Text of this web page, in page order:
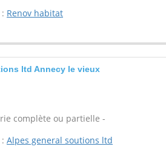
Renov habitat
ltd Annecy le vieux
complète ou partielle -
Alpes general soutions ltd